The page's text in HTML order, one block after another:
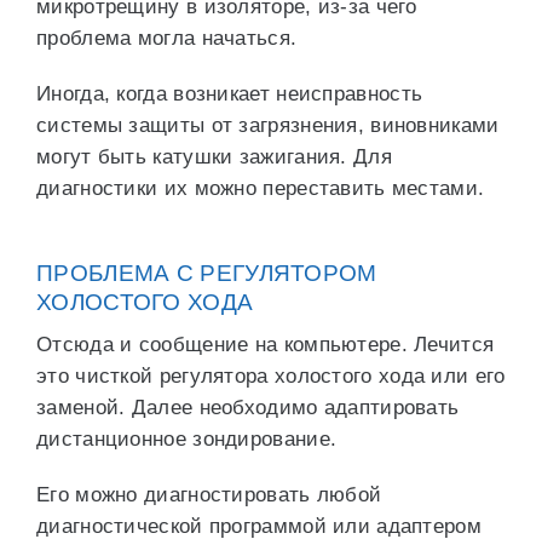
микротрещину в изоляторе, из-за чего
проблема могла начаться.
Иногда, когда возникает неисправность
системы защиты от загрязнения, виновниками
могут быть катушки зажигания. Для
диагностики их можно переставить местами.
ПРОБЛЕМА С РЕГУЛЯТОРОМ
ХОЛОСТОГО ХОДА
Отсюда и сообщение на компьютере. Лечится
это чисткой регулятора холостого хода или его
заменой. Далее необходимо адаптировать
дистанционное зондирование.
Его можно диагностировать любой
диагностической программой или адаптером